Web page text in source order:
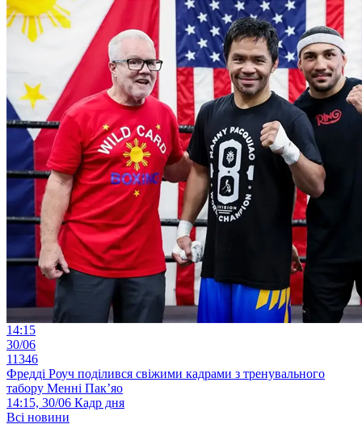
14:15
30/06
11346
Фредді Роуч поділився свіжими кадрами з тренувального
табору Менні Пак’яо
14:15, 30/06 Кадр дня
Всі новини